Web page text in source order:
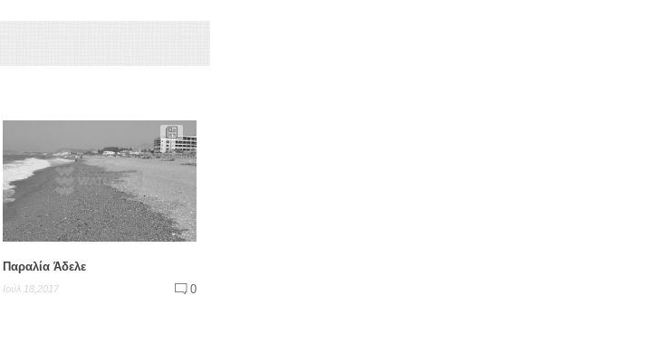
Παραλία Άδελε
Ιούλ 18,2017 0